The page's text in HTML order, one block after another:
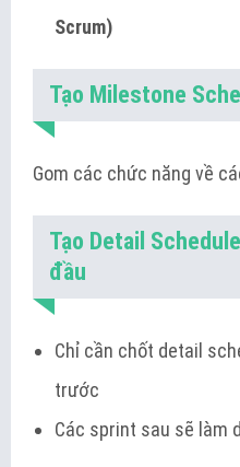
Scrum)
Tạo Milestone
Gom các chức năng về
Tạo Detail
đầu
Chỉ cần chốt detail
trước
Các sprint sau sẽ làm